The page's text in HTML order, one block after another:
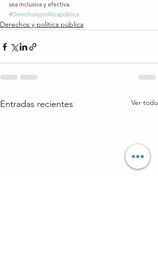
sea inclusiva y efectiva.
#Derechosypolíticapública
Derechos y política pública
Entradas recientes Ver todo